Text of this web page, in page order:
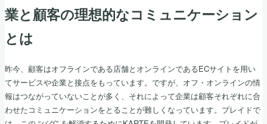
業と顧客の理想的なコミュニケーション
とは
昨今、顧客はオフラインである店舗とオンラインであるECサイトを用い
てサービスや企業と接点をもっています。ですが、オフ・オンラインの情
報はつながっていないことが多く、それによって企業は顧客それぞれに合
わせたコミュニケーションをとることが難しくなっています。プレイドで